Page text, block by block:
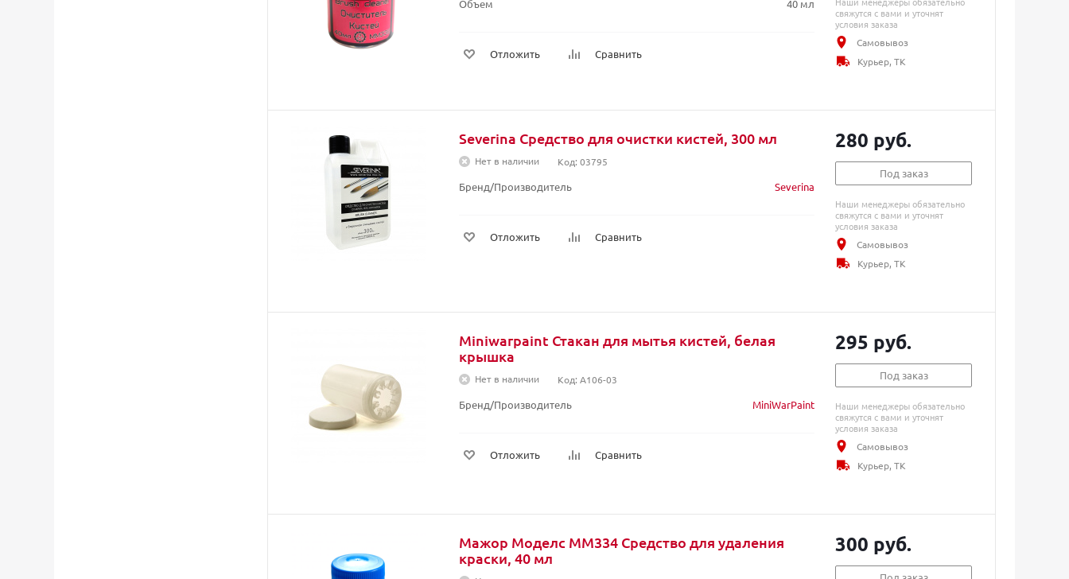
Объем
40 мл
Отложить Сравнить
свяжутся с вами и уточнят
условия заказа
Самовывоз
Курьер, ТК
Severina Средство для очистки кистей, 300 мл
Нет в наличии Код: 03795
Бренд/Производитель Severina
Отложить Сравнить
280 руб.
Под заказ
Наши менеджеры обязательно
свяжутся с вами и уточнят
условия заказа
Самовывоз
Курьер, ТК
Miniwarpaint Стакан для мытья кистей, белая
крышка
Нет в наличии Код: A106-03
Бренд/Производитель MiniWarPaint
Отложить Сравнить
295 руб.
Под заказ
Наши менеджеры обязательно
свяжутся с вами и уточнят
условия заказа
Самовывоз
Курьер, ТК
Мажор Моделс MM334 Средство для удаления
краски, 40 мл
300 руб.